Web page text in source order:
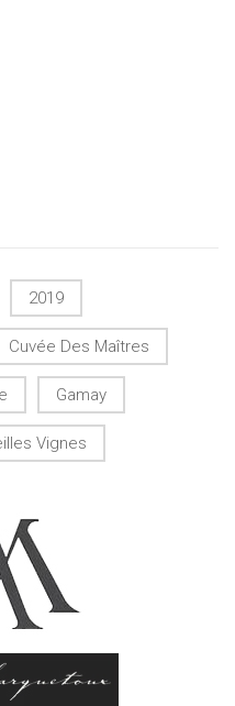
2019
Cuvée Des Maîtres
Gamay
Vignes